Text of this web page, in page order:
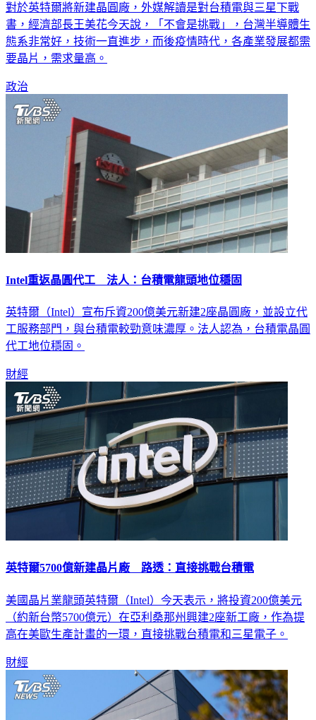
對於英特爾將新建晶圓廠，外媒解讀是對台積電與三星下戰
書，經濟部長王美花今天說，「不會是挑戰」，台灣半導體生
態系非常好，技術一直進步，而後疫情時代，各產業發展都需
要晶片，需求量高。
政治
Intel重返晶圓代工 法人：台積電龍頭地位穩固
英特爾（Intel）宣布斥資200億美元新建2座晶圓廠，並設立代
工服務部門，與台積電較勁意味濃厚。法人認為，台積電晶圓
代工地位穩固。
財經
英特爾5700億新建晶片廠 路透：直接挑戰台積電
美國晶片業龍頭英特爾（Intel）今天表示，將投資200億美元
（約新台幣5700億元）在亞利桑那州興建2座新工廠，作為提
高在美歐生產計畫的一環，直接挑戰台積電和三星電子。
財經